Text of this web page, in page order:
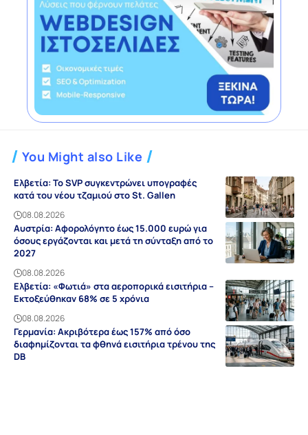
You Might also Like
Ελβετία: Το SVP συγκεντρώνει υπογραφές
κατά του νέου τζαμιού στο St. Gallen
08.08.2026
Αυστρία: Αφορολόγητο έως 15.000 ευρώ για
όσους εργάζονται και μετά τη σύνταξη από το
2027
08.08.2026
Ελβετία: «Φωτιά» στα αεροπορικά εισιτήρια –
Εκτοξεύθηκαν 68% σε 5 χρόνια
08.08.2026
Γερμανία: Ακριβότερα έως 157% από όσο
διαφημίζονται τα φθηνά εισιτήρια τρένου της
DB